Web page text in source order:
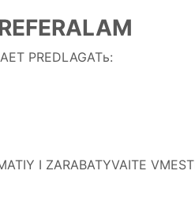
PREDLAGATь:
I ZARABATYVAITE